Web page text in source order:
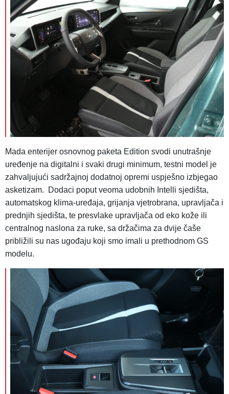
Mada enterijer osnovnog paketa Edition svodi unutrašnje
uređenje na digitalni i svaki drugi minimum, testni model je
zahvaljujući sadržajnoj dodatnoj opremi uspješno izbjegao
asketizam. Dodaci poput veoma udobnih Intelli sjedišta,
automatskog klima-uređaja, grijanja vjetrobrana, upravljača i
prednjih sjedišta, te presvlake upravljača od eko kože ili
centralnog naslona za ruke, sa držačima za dvije čaše
približili su nas ugođaju koji smo imali u prethodnom GS
modelu.